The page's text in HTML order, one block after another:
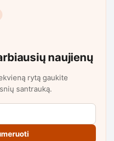
naujienų
rytą gaukite
santrauką.